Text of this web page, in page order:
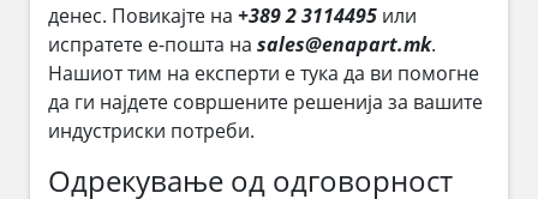
денес. Повикајте на +389 2 3114495 или
испратете е-пошта на sales@enapart.mk.
Нашиот тим на експерти е тука да ви помогне
да ги најдете совршените решенија за вашите
индустриски потреби.
Одрекување од одговорност